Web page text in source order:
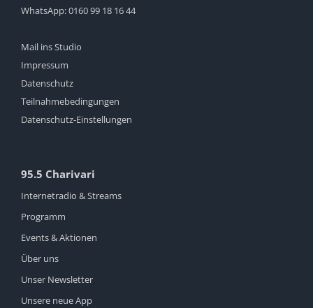
WhatsApp:0160 99 18 16 44
Mail ins Studio
Impressum
Datenschutz
Teilnahmebedingungen
Datenschutz-Einstellungen
95.5 Charivari
Internetradio & Streams
Programm
Events & Aktionen
Über uns
Unser Newsletter
Unsere neue App